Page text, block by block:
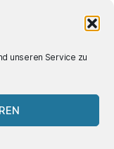
unseren Service zu
nicht
einer
Creative